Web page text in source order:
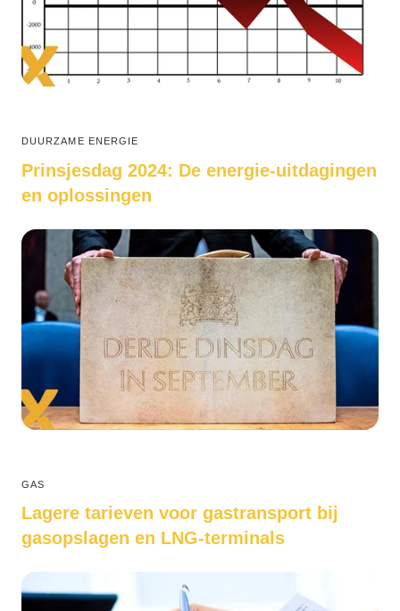
DUURZAME ENERGIE
Prinsjesdag 2024: De energie-uitdagingen
en oplossingen
GAS
Lagere tarieven voor gastransport bij
gasopslagen en LNG-terminals